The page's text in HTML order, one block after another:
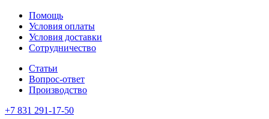
Помощь
Условия оплаты
Условия доставки
Сотрудничество
Статьи
Вопрос-ответ
Производство
+7 831 291-17-50